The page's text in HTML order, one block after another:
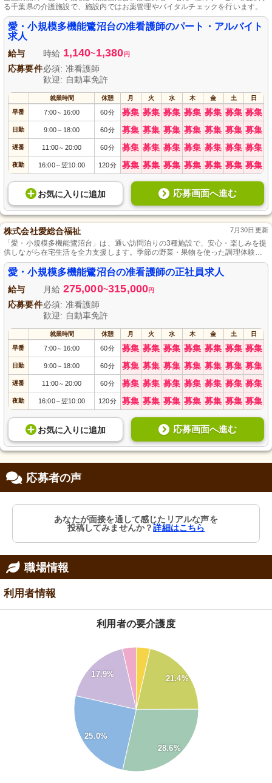
る千葉県の介護施設で、施設内ではお薬管理やバイタルチェックを行います。
愛・小規模多機能鷺沼台の准看護師のパート・アルバイト
求人
給与 時給 1,140~1,380 円
応募要件必須: 准看護師
歓迎: 自動車免許
就業時間 休憩 月 火 水 木 金 土 日
早番 7:00～ 16:00 60分 募集 募集 募集 募集 募集 募集 募集
日勤 9:00～ 18:00 60分 募集 募集 募集 募集 募集 募集 募集
遅番 11:00～ 20:00 60分 募集 募集 募集 募集 募集 募集 募集
夜勤 16:00～翌10:00 120分 募集 募集 募集 募集 募集 募集 募集
お気に入り に追加 応募画面へ進む
株式会社愛総合福祉 7月30日更新
「愛・小規模多機能鷺沼台」は、通い訪問泊りの3種施設で、安心・楽しみを提
供しながら在宅生活を全力支援します。季節の野菜・果物を使った調理体験も
人気で、皆で笑顔溢れる時間を過ごします。
愛・小規模多機能鷺沼台の准看護師の正社員求人
給与 月給 275,000~315,000円
応募要件必須: 准看護師
歓迎: 自動車免許
就業時間 休憩 月 火 水 木 金 土 日
早番 7:00～ 16:00 60分 募集 募集 募集 募集 募集 募集 募集
日勤 9:00～ 18:00 60分 募集 募集 募集 募集 募集 募集 募集
遅番 11:00～ 20:00 60分 募集 募集 募集 募集 募集 募集 募集
夜勤 16:00～翌10:00 120分 募集 募集 募集 募集 募集 募集 募集
お気に入り に追加 応募画面へ進む
応募者の声
あなたが面接を通して感じたリアルな声を
投稿してみませんか？詳細はこちら
職場情報
利用者情報
利用者の要介護度
21.4%
28.6%
25.0%
17.9%